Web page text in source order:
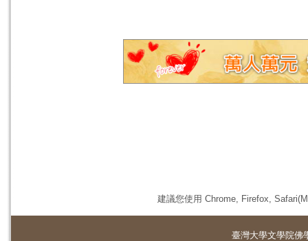
建議您使用 Chrome, Firefox,
臺灣大學文學院佛